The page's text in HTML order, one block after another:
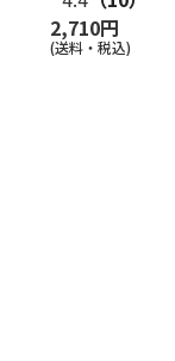
2,710円
(送料・税込)